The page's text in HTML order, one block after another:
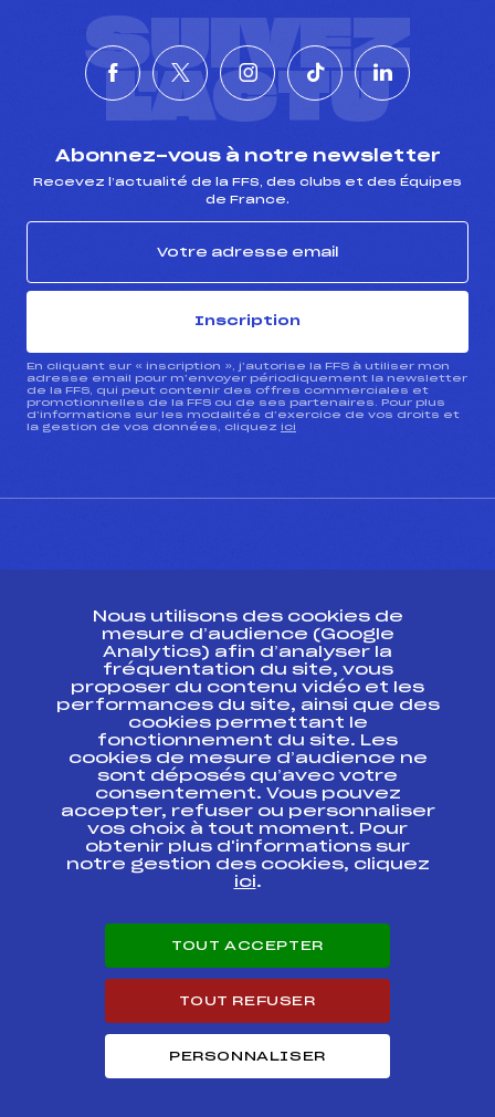
SUIVEZ
L'ACTU
Abonnez-vous à notre newsletter
Recevez l’actualité de la FFS, des clubs et des Équipes
de France.
Inscription
En cliquant sur « inscription », j’autorise la FFS à utiliser mon
adresse email pour m’envoyer périodiquement la newsletter
de la FFS, qui peut contenir des offres commerciales et
promotionnelles de la FFS ou de ses partenaires. Pour plus
d’informations sur les modalités d’exercice de vos droits et
la gestion de vos données, cliquez ici
ESPACE PRESSE
Ressources
Pass’Neige
Projet sportif fédéral
Projet de performance fédéral
Antidopage
Pôle Développement, Formation, Suivi
Scientifique
Listes ministérielles
Pôle vie de l’athlète
Carrières
Nous utilisons des cookies de
mesure d’audience (Google
Analytics) afin d’analyser la
fréquentation du site, vous
proposer du contenu vidéo et les
performances du site, ainsi que des
cookies permettant le
fonctionnement du site. Les
cookies de mesure d’audience ne
sont déposés qu’avec votre
consentement. Vous pouvez
accepter, refuser ou personnaliser
vos choix à tout moment. Pour
obtenir plus d'informations sur
notre gestion des cookies, cliquez
ici.
TOUT ACCEPTER
TOUT REFUSER
PERSONNALISER